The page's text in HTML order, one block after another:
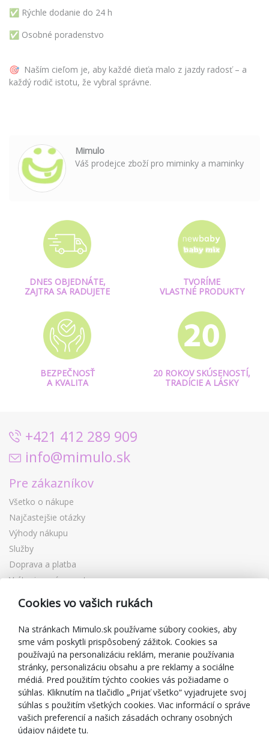
✅ Rýchle dodanie do 24 h
✅ Osobné poradenstvo
🎯 Naším cieľom je, aby každé dieťa malo z jazdy radosť – a
každý rodič istotu, že vybral správne.
Mimulo
Váš prodejce zboží pro miminky a maminky
DNES OBJEDNÁTE,
ZAJTRA SA RADUJETE
TVORÍME
VLASTNÉ PRODUKTY
BEZPEČNOSŤ
A KVALITA
20 ROKOV SKÚSENOSTÍ,
TRADÍCIE A LÁSKY
+421 412 289 909
info@mimulo.sk
Pre zákazníkov
Všetko o nákupe
Najčastejšie otázky
Výhody nákupu
Služby
Doprava a platba
Vrátenie a výmena tovaru
Reklamácia
Darčekové poukážky
Zľavové kupóny
Blog
O predajcovi
Mimulo.sk
Obchodné podmienky
Ochrana osobných údajov GDPR
Cookies vo vašich rukách
Na stránkach Mimulo.sk používame súbory cookies, aby
sme vám poskytli prispôsobený zážitok. Cookies sa
používajú na personalizáciu reklám, meranie používania
stránky, personalizáciu obsahu a pre reklamy a sociálne
médiá. Pred použitím týchto cookies vás požiadame o
súhlas. Kliknutím na tlačidlo „Prijať všetko“ vyjadrujete svoj
súhlas s použitím všetkých cookies. Viac informácií o správe
vašich preferencií a našich zásadách ochrany osobných
údajov nájdete tu.